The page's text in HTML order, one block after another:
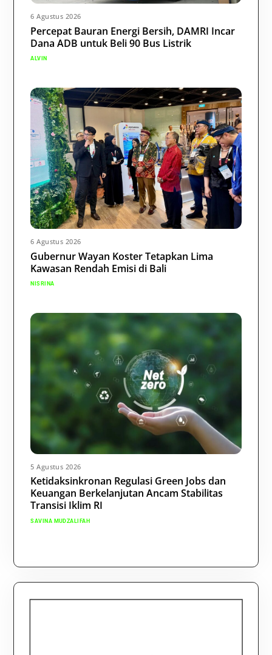
6 Agustus 2026
Percepat Bauran Energi Bersih, DAMRI Incar
Dana ADB untuk Beli 90 Bus Listrik
ALVIN
6 Agustus 2026
Gubernur Wayan Koster Tetapkan Lima
Kawasan Rendah Emisi di Bali
NISRINA
5 Agustus 2026
Ketidaksinkronan Regulasi Green Jobs dan
Keuangan Berkelanjutan Ancam Stabilitas
Transisi Iklim RI
SAVINA MUDZALIFAH